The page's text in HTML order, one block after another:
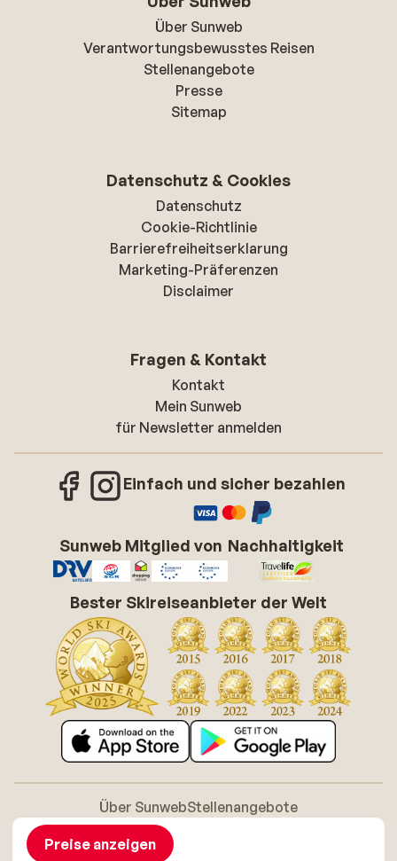
Preise anzeigen
Über Sunweb
Verantwortungsbewusstes Reisen
Stellenangebote
Presse
Sitemap
Datenschutz & Cookies
Datenschutz
Cookie-Richtlinie
Barrierefreiheitserklarung
Marketing-Präferenzen
Disclaimer
Fragen & Kontakt
Kontakt
Mein Sunweb
für Newsletter anmelden
Einfach und sicher bezahlen
Sunweb Mitglied von Nachhaltigkeit
Bester Skireiseanbieter der Welt
Über SunwebStellenangebote
Allgemeine Geschäftsbedingungen (AGB)
Cookie-RichtlinieBarrierefreiheitserklarung